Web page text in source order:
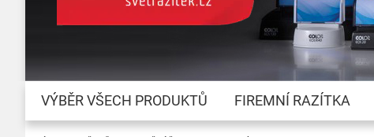
VÝBĚR VŠECH PRODUKTŮ FIREMNÍ RAZÍTKA